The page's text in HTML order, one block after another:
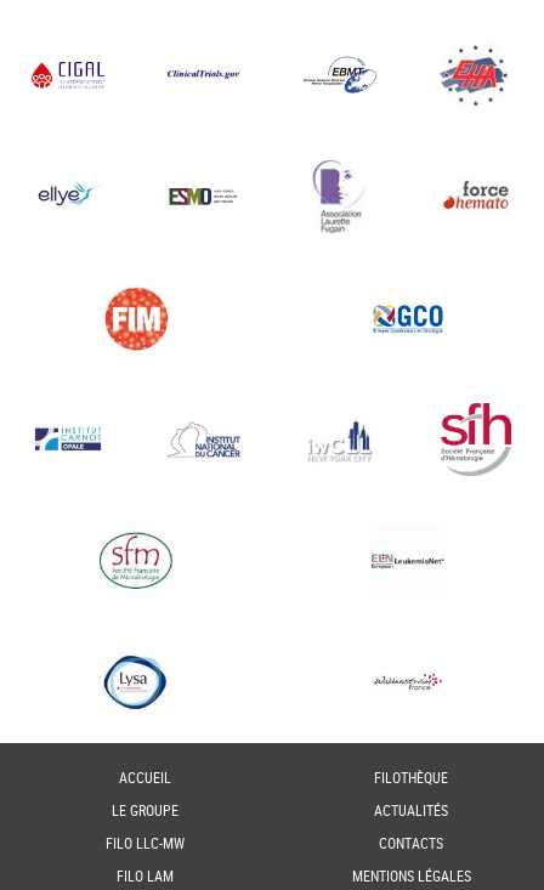
ACCUEIL
LE GROUPE
FILO LLC-MW
FILO LAM
FILOTHÈQUE
ACTUALITÉS
CONTACTS
MENTIONS LÉGALES